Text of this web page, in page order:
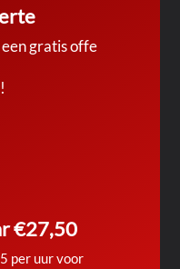
gratis offe
€27,50
per uur voor